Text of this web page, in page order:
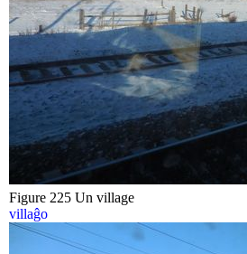
Figure 225 Un village
villaĝo